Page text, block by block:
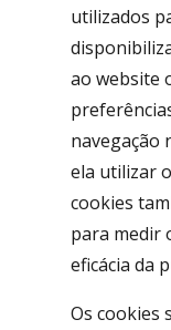
utilizados
ao website
navegação
ela utilizar
cookies
para medir
eficácia da
Os cookies